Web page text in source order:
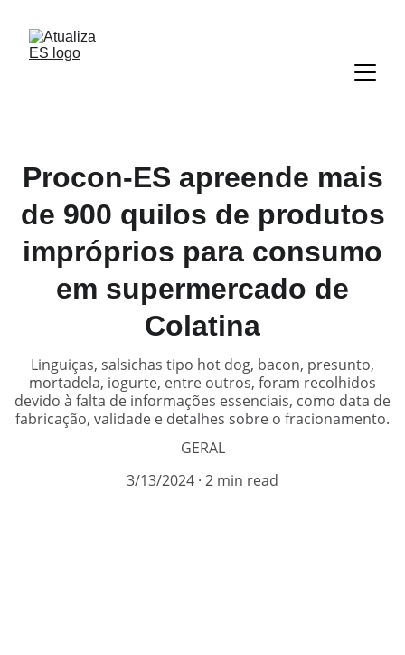
Procon-ES apreende mais
de 900 quilos de produtos
impróprios para consumo
em supermercado de
Colatina
Linguiças, salsichas tipo hot dog, bacon, presunto,
mortadela, iogurte, entre outros, foram recolhidos
devido à falta de informações essenciais, como data de
fabricação, validade e detalhes sobre o fracionamento.
GERAL
3/13/2024 2 min read